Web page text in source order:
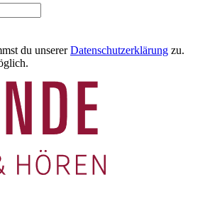
du unserer Datenschutzerklärung zu.